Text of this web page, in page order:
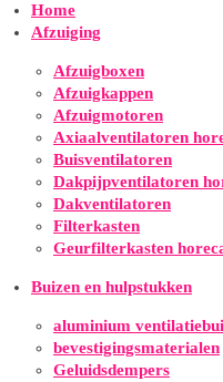
Home
Afzuiging
Afzuigboxen
Afzuigkappen
Afzuigmotoren
Axiaalventilatoren
Buisventilatoren
Dakpijpventilatoren
Dakventilatoren
Filterkasten
Geurfilterkasten
Buizen en hulpstukken
aluminium
bevestigingsmaterialen
Geluidsdempers